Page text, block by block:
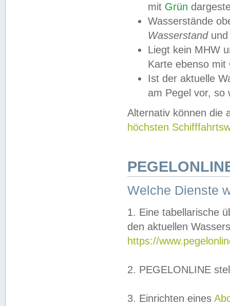
mit Grün
Wasserstände
Wasserstandund
Liegt kein MHW
Karte ebenso mit
Ist der aktuelle
am Pegel vor,
Alternativ können die
höchsten
Welche Dienste
1. Eine tabellarische
den aktuellen
https://
2. PEGELONLINE
3. Einrichten eines